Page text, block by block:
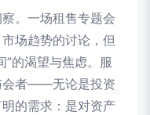
。一场租售专题会
场趋势的讨论，但
”的渴望与焦虑。服
会者——无论是投资
的需求：是对资产